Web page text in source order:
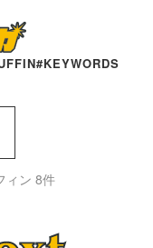
#KEYWORDS
ィン 8件